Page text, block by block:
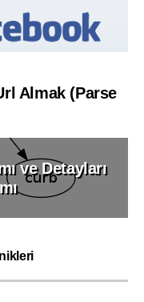
Almak (Parse
ve Detayları